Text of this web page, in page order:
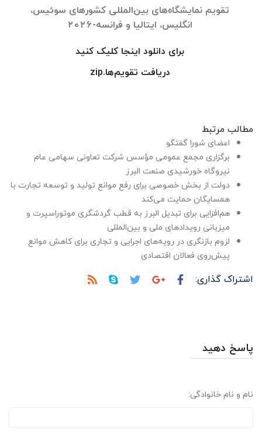
تقویم نمایشگاه‌های بین‌المللی کشورهای سوئیس،
انگلیس، ایتالیا و فرانسه-۲۰۲۶
برای دانلود اینجا کلیک کنید
دریافت تقویم‌ها.zip
مطالب مرتبط
اعضای شورا گفتگو
برگزاری مجمع عمومی مؤسس شرکت تعاونی سهامی عام
نیروگاه خورشیدی صنعت البرز
دولت از بخش خصوصی برای رفع موانع تولید و توسعه تجارت با
همسایگان حمایت می‌کند
هم‌افزایی برای تبدیل البرز به قطب گردشگری موتوراسپرت و
میزبانی رویدادهای ملی و بین‌المللی
لزوم بازنگری در رویه‌های اجرایی و تجاری برای کاهش موانع
پیش‌روی فعالان اقتصادی
اشتراک گذاری:
پاسخ دهید
نام و نام خانوادگی: